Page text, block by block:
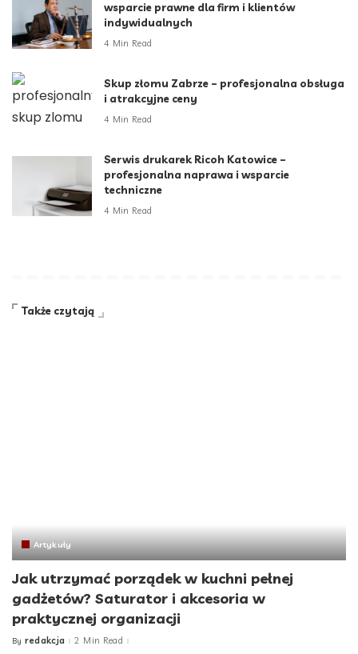
wsparcie prawne dla firm i klientów
indywidualnych
4 Min Read
Skup złomu Zabrze – profesjonalna obsługa
i atrakcyjne ceny
4 Min Read
Serwis drukarek Ricoh Katowice –
profesjonalna naprawa i wsparcie
techniczne
4 Min Read
Także czytają
Artykuły
Jak utrzymać porządek w kuchni pełnej
gadżetów? Saturator i akcesoria w
praktycznej organizacji
Posted
By redakcja 2 Min Read